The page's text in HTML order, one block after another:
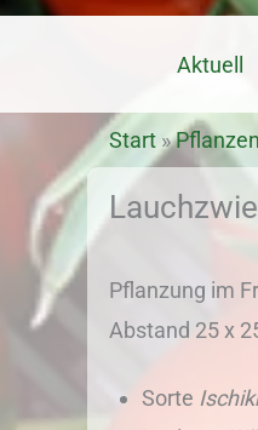
Aktuell
Start »Pflanzen
Pflanzung im
Abstand 25 x
Sorte